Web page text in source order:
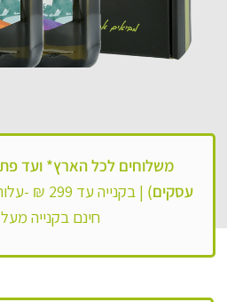
משלוחים לכל הארץ*
עסקים) | בקנייה עד 299 ₪ -עלות משלוח 40 ₪ |
חינם בקנייה מעל 299 ₪